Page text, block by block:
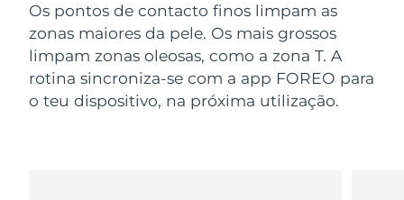
Os pontos de contacto finos limpam as
zonas maiores da pele. Os mais grossos
limpam zonas oleosas, como a zona T. A
rotina sincroniza-se com a app FOREO para
o teu dispositivo, na próxima utilização.